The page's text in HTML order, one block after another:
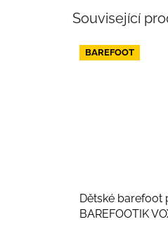
Související
BAREFOOT
Dětské barefoot
BAREFOOTIK